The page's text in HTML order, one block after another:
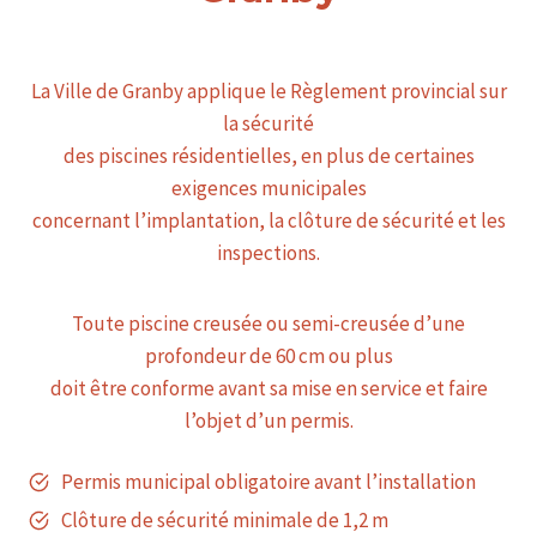
La Ville de Granby applique le Règlement provincial sur
la sécurité
des piscines résidentielles, en plus de certaines
exigences municipales
concernant l’implantation, la clôture de sécurité et les
inspections.
Toute piscine creusée ou semi-creusée d’une
profondeur de 60 cm ou plus
doit être conforme avant sa mise en service et faire
l’objet d’un permis.
Permis municipal obligatoire avant l’installation
Clôture de sécurité minimale de 1,2 m